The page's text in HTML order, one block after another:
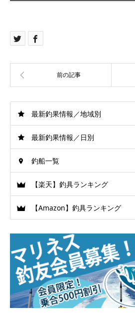
最新釣果情報／地域別
最新釣果情報／日別
釣船一覧
【楽天】釣具ランキング
【Amazon】釣具ランキング